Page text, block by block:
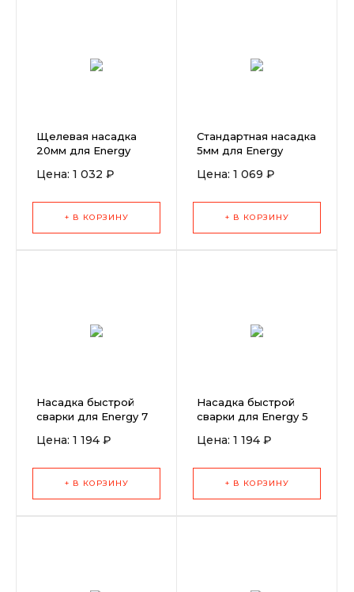
Щелевая насадка
20мм для Energy
Цена: 1 032 ₽
+ В КОРЗИНУ
Стандартная насадка
5мм для Energy
Цена: 1 069 ₽
+ В КОРЗИНУ
Насадка быстрой
сварки для Energy 7
профиль)
Цена: 1 194 ₽
+ В КОРЗИНУ
Насадка быстрой
сварки для Energy 5
Цена: 1 194 ₽
+ В КОРЗИНУ